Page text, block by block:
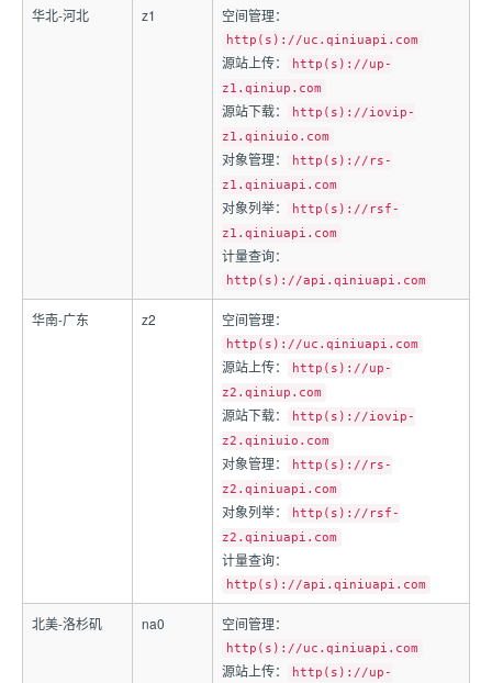
华北-河北 z1 空间管理：
http(s)://uc.qiniuapi.com
源站上传：
http(s)://up-
z1.qiniup.com
源站下载：
http(s)://iovip-
z1.qiniuio.com
对象管理：
http(s)://rs-
z1.qiniuapi.com
对象列举：
http(s)://rsf-
z1.qiniuapi.com
计量查询：
http(s)://api.qiniuapi.com
华南-广东 z2 空间管理：
http(s)://uc.qiniuapi.com
源站上传：
http(s)://up-
z2.qiniup.com
源站下载：
http(s)://iovip-
z2.qiniuio.com
对象管理：
http(s)://rs-
z2.qiniuapi.com
对象列举：
http(s)://rsf-
z2.qiniuapi.com
计量查询：
http(s)://api.qiniuapi.com
北美-洛杉矶 na0 空间管理：
http(s)://uc.qiniuapi.com
源站上传：
http(s)://up-